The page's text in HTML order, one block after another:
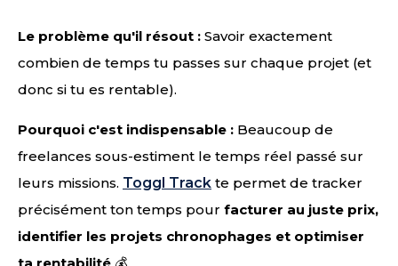
Le problème qu'il résout : Savoir exactement
combien de temps tu passes sur chaque projet (et
donc si tu es rentable).
Pourquoi c'est indispensable : Beaucoup de
freelances sous-estiment le temps réel passé sur
leurs missions. Toggl Track te permet de tracker
précisément ton temps pour facturer au juste prix,
identifier les projets chronophages et optimiser